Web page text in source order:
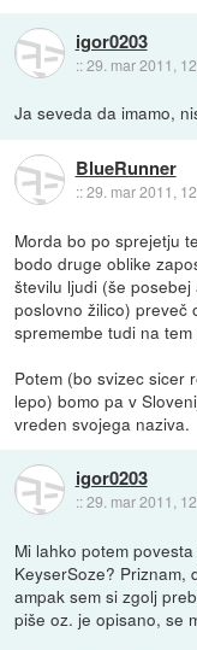
igor0203
::29. mar 2011,
Ja seveda da imamo,
BlueRunner
::29. mar 2011,
Morda bo po sprejetju
bodo druge oblike
številu ljudi (še
poslovno žilico) preveč
spremembe tudi na
Potem (bo svizec sicer
lepo) bomo pa v
vreden svojega naziva.
igor0203
::29. mar 2011,
Mi lahko potem
KeyserSoze? Priznam,
ampak sem si zgolj
piše oz. je opisano, se